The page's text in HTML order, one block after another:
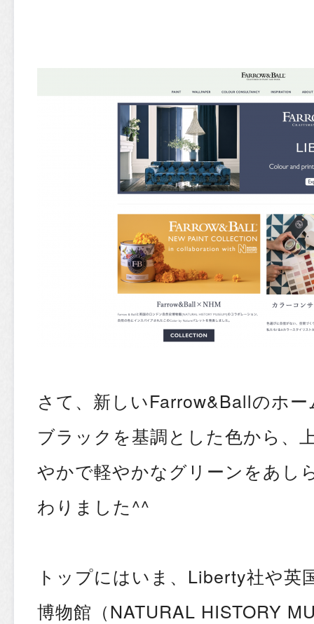
さて、新しいFarrow&Ballのホ
ブラックを基調とした色から、
やかで軽やかなグリーンをあし
わりました^^
トップにはいま、Liberty社や英
博物館（NATURAL HISTORY